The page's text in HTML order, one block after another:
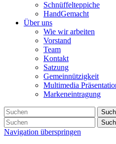
Schnüffelteppiche
HandGemacht
Über uns
Wie wir arbeiten
Vorstand
Team
Kontakt
Satzung
Gemeinnützigkeit
Multimedia
Markeneintragung
Navigation überspringen